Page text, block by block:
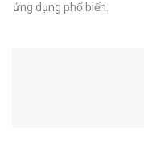
ứng dụng phổ biến.